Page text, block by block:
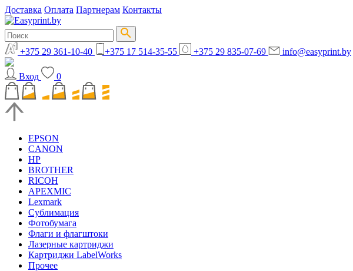
Доставка Оплата Партнерам Контакты
+375 29 361-10-40 +375 17 514-35-55 +375 29 835-07-69 info@easyprint.by
Вход 0
EPSON
CANON
HP
BROTHER
RICOH
APEXMIC
Lexmark
Сублимация
Фотобумага
Флаги и флагштоки
Лазерные картриджи
Картриджи LabelWorks
Прочее